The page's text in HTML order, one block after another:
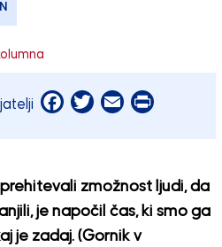
Facebook
Twitter
EmailPrint
zmožnost ljudi, da
je napočil čas, ki smo ga
je zadaj. (Gornik v